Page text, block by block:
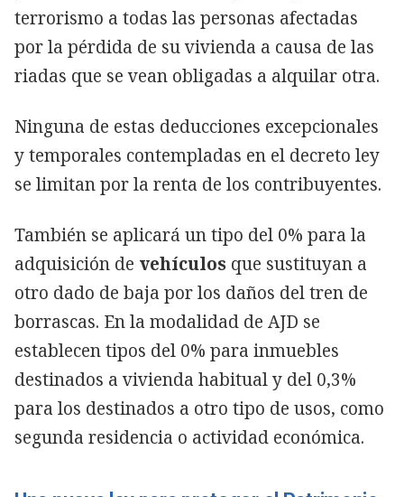
terrorismo a todas las personas afectadas
por la pérdida de su vivienda a causa de las
riadas que se vean obligadas a alquilar otra.
Ninguna de estas deducciones excepcionales
y temporales contempladas en el decreto ley
se limitan por la renta de los contribuyentes.
También se aplicará un tipo del 0% para la
adquisición de vehículos que sustituyan a
otro dado de baja por los daños del tren de
borrascas. En la modalidad de AJD se
establecen tipos del 0% para inmuebles
destinados a vivienda habitual y del 0,3%
para los destinados a otro tipo de usos, como
segunda residencia o actividad económica.